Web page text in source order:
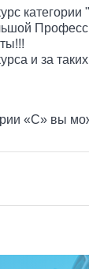
и за таких
«C» вы